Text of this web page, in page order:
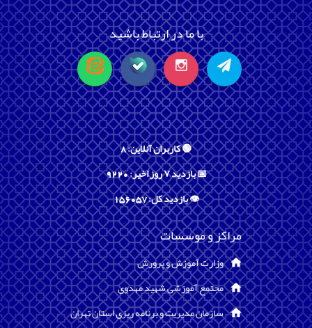
با ما در ارتباط باشید
🟢 کاربران آنلاین: 8
📅 بازدید ۷ روز اخیر: 9220
👁️ بازدید کل: 156057
مراکز و موسسات
وزارت آموزش و پرورش
مجتمع آموزشی شهید مهدوی
سازمان مدیریت و برنامه ریزی استان تهران